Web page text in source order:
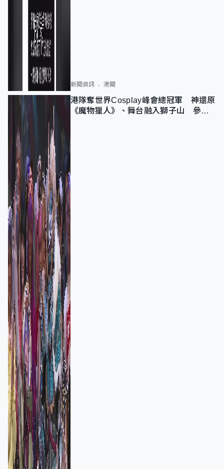
新聞資訊 港聞
港隊奪世界Cosplay峰會總冠軍 神還原
《魔物獵人》、舞台融入獅子山 參賽